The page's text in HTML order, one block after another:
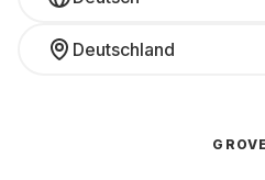
Deutschland